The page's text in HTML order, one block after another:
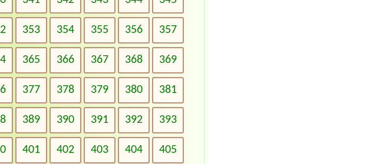
353 354 355 356 357
365 366 367 368 369
377 378 379 380 381
389 390 391 392 393
401 402 403 404 405